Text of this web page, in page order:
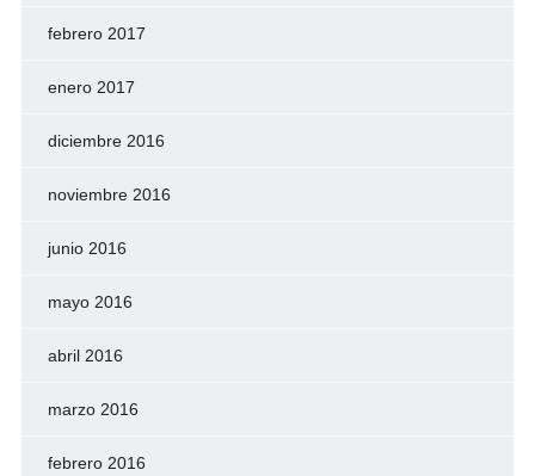
febrero 2017
enero 2017
diciembre 2016
noviembre 2016
junio 2016
mayo 2016
abril 2016
marzo 2016
febrero 2016